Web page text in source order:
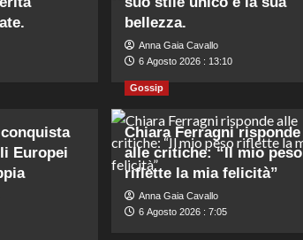
bellezza.
Anna Gaia Cavallo
6 Agosto 2026 : 13:10
Europei
Gossip
Chiara Ferragni risponde
alle critiche: “Il mio peso
riflette la mia felicità”
Anna Gaia Cavallo
6 Agosto 2026 : 7:05